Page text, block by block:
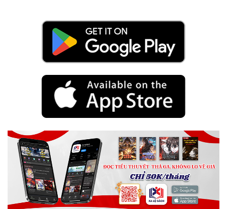
Huyền Huyễn
Khoa Huyễn
Khoa Huyễn Không Gian
Kinh Dị
Kiếm Hiệp